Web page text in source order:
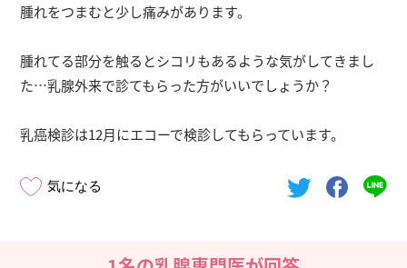
腫れをつまむと少し痛みがあります。
腫れてる部分を触るとシコリもあるような気がしてきまし
た…乳腺外来で診てもらった方がいいでしょうか？
乳癌検診は12月にエコーで検診してもらっています。
気になる